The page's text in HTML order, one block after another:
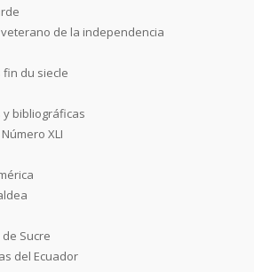
de la independencia
du siecle
bibliográficas
XLI
Sucre
del Ecuador